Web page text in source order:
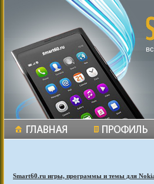
Smart60.ru игры, программы и темы для